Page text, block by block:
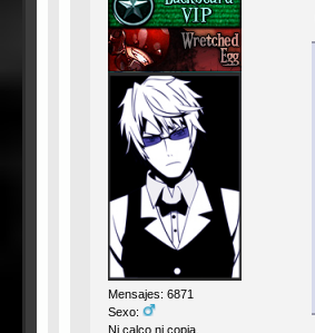
Mensajes: 6871
Sexo:
Ni calco ni copia.